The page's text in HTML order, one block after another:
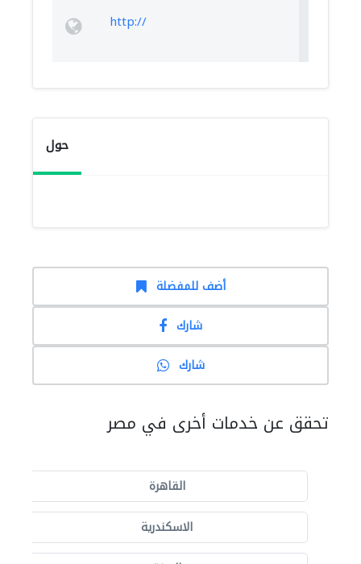
http://
حول
أضف للمفضلة
شارك
شارك
تحقق عن خدمات أخرى في مصر
القاهرة
الاسكندرية